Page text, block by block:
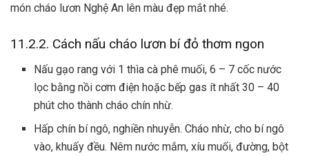
món cháo lươn Nghệ An lên màu đẹp mắt nhé.
11.2.2. Cách nấu cháo lươn bí đỏ thơm ngon
Nấu gạo rang với 1 thìa cà phê muối, 6 – 7 cốc nước
lọc bằng nồi cơm điện hoặc bếp gas ít nhất 30 – 40
phút cho thành cháo chín nhừ.
Hấp chín bí ngô, nghiền nhuyễn. Cháo nhừ, cho bí ngô
vào, khuấy đều. Nêm nước mắm, xíu muối, đường, bột